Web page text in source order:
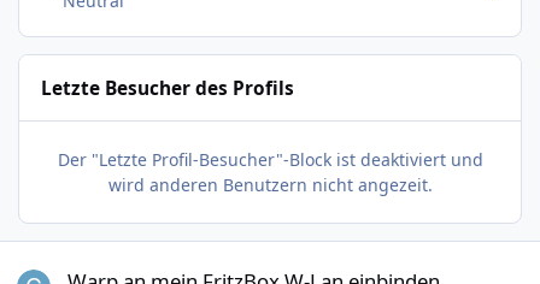
Letzte Besucher des Profils
Der "Letzte Profil-Besucher"-Block ist deaktiviert und
wird anderen Benutzern nicht angezeit.